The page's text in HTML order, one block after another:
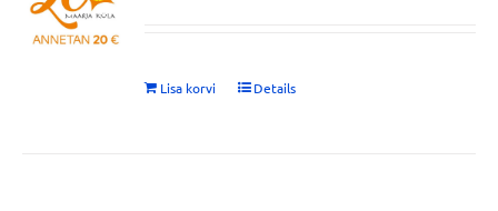
Lisa korvi Details